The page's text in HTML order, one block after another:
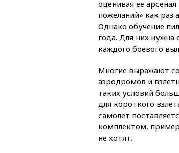
оценивая ее
пожеланий» как раз
Однако обучение
года. Для них нужна
каждого боевого
Многие выражают
аэродромов и
таких условий
для короткого
самолет
комплектом,
не хотят.